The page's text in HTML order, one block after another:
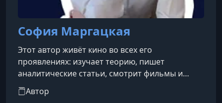
София Маргацкая
Этот автор живёт кино во всех его
проявлениях: изучает теорию, пишет
аналитические статьи, смотрит фильмы и
снимает собственные работы. Для неё важно
не только делиться знаниями, но и
Автор